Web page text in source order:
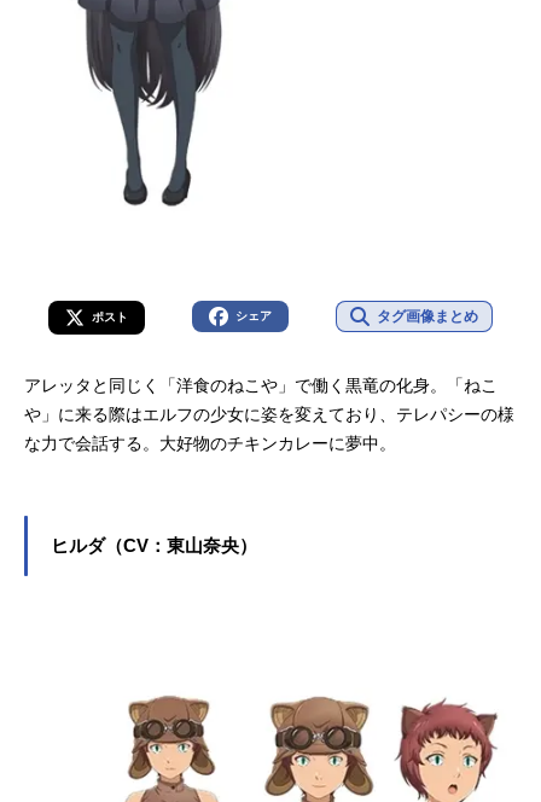
ポスト シェア タグ画像まとめ
アレッタと同じく「洋食のねこや」で働く黒竜の化身。「ねこ
や」に来る際はエルフの少女に姿を変えており、テレパシーの様
な力で会話する。大好物のチキンカレーに夢中。
ヒルダ（CV：東山奈央）